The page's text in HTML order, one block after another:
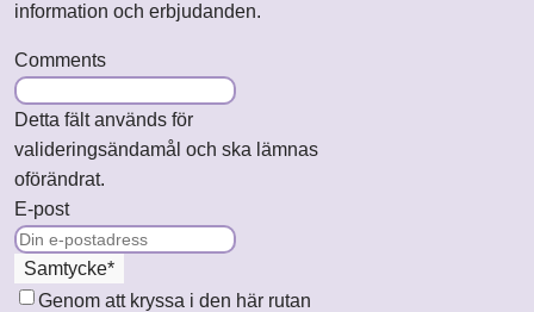
information och erbjudanden.
Comments
Detta fält används för
valideringsändamål och ska lämnas
oförändrat.
E-post
Samtycke*
Genom att kryssa i den här rutan